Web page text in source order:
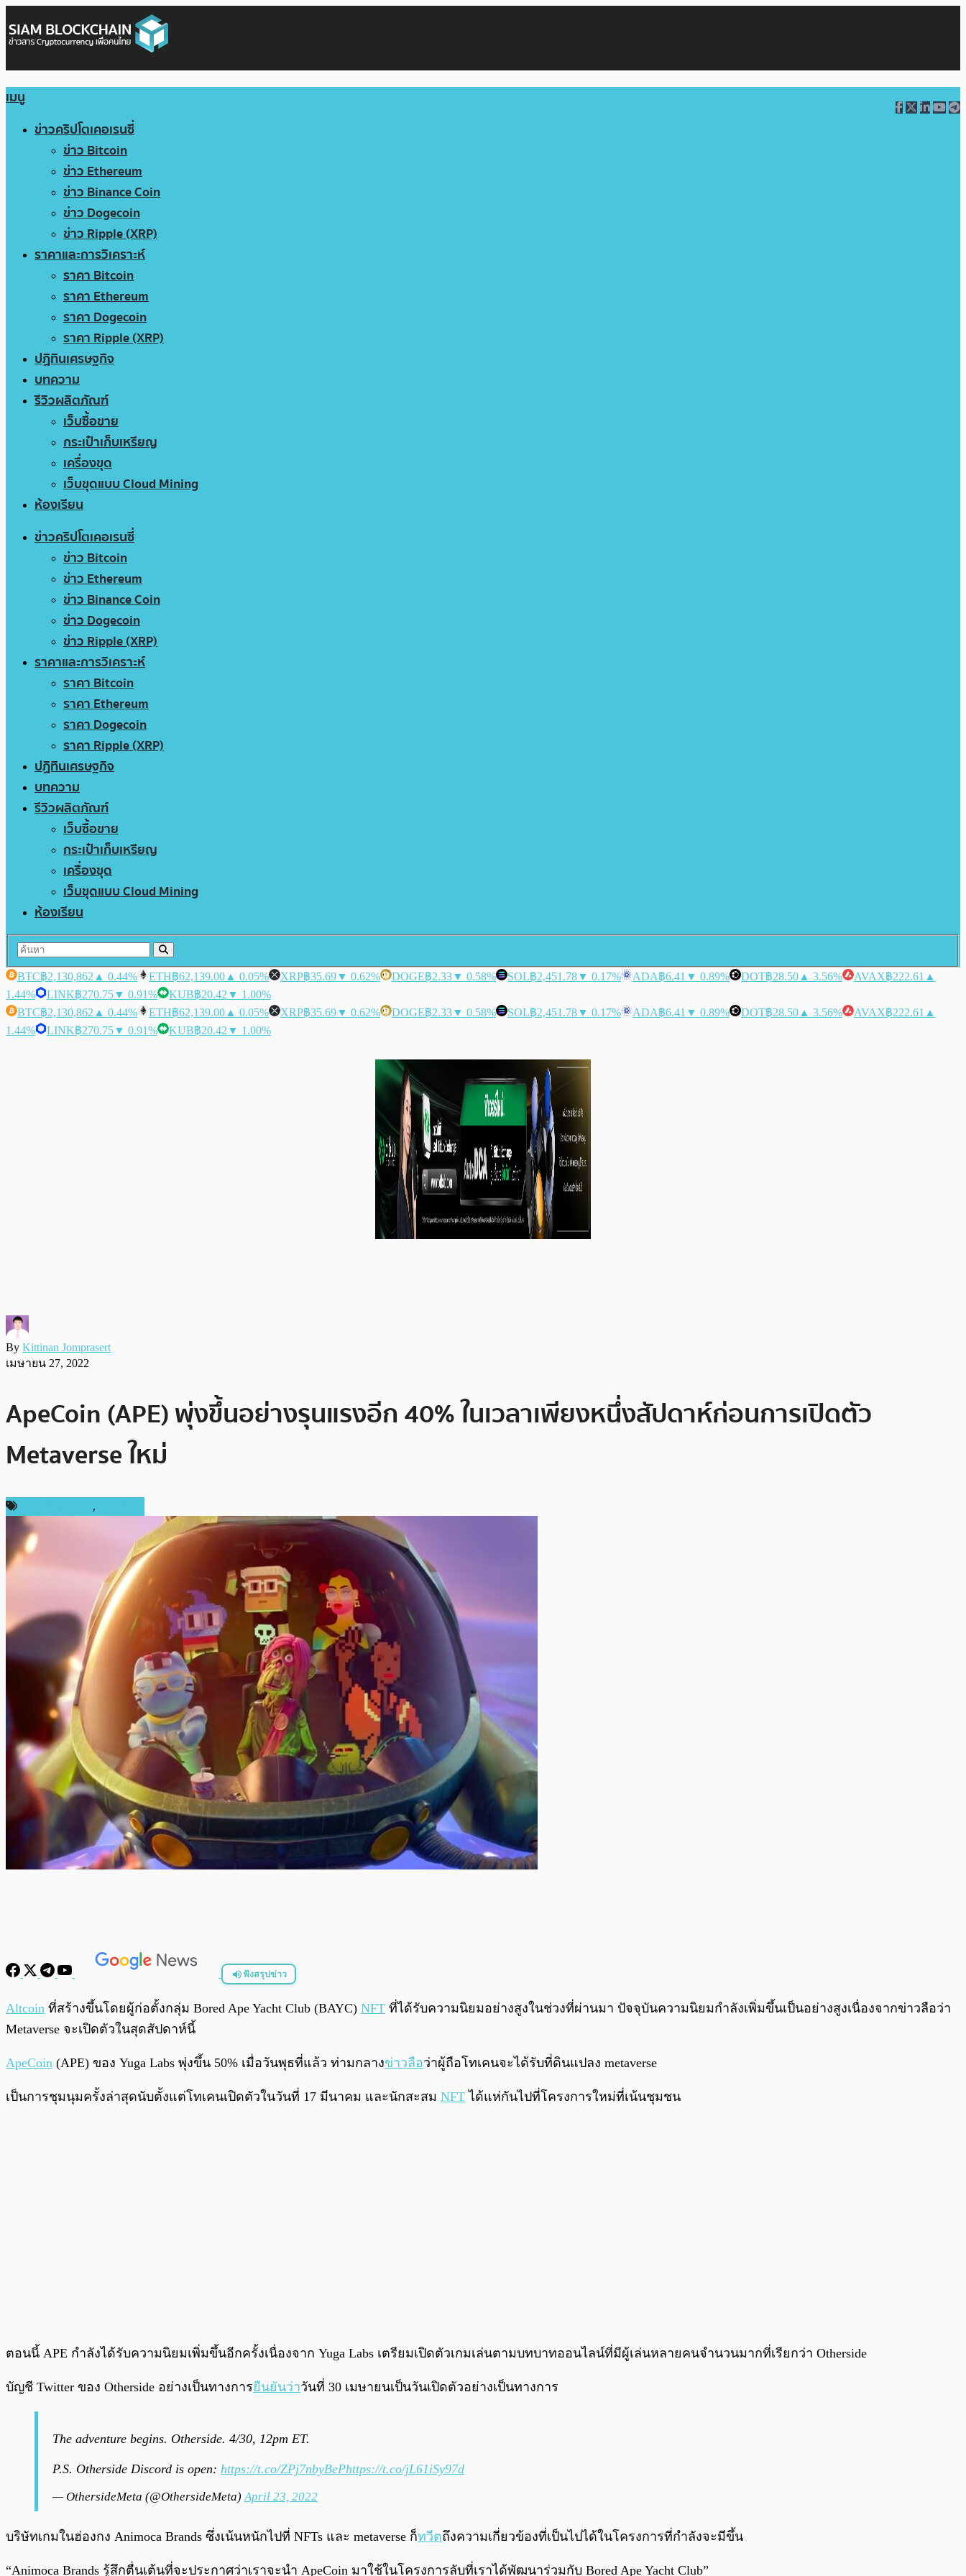
เมนู
ข่าวคริปโตเคอเรนซี่
ข่าว Bitcoin
ข่าว Ethereum
ข่าว Binance Coin
ข่าว Dogecoin
ข่าว Ripple (XRP)
ราคาและการวิเคราะห์
ราคา Bitcoin
ราคา Ethereum
ราคา Dogecoin
ราคา Ripple (XRP)
ปฏิทินเศรษฐกิจ
บทความ
รีวิวผลิตภัณฑ์
เว็บซื้อขาย
กระเป๋าเก็บเหรียญ
เครื่องขุด
เว็บขุดแบบ Cloud Mining
ห้องเรียน
ข่าวคริปโตเคอเรนซี่
ข่าว Bitcoin
ข่าว Ethereum
ข่าว Binance Coin
ข่าว Dogecoin
ข่าว Ripple (XRP)
ราคาและการวิเคราะห์
ราคา Bitcoin
ราคา Ethereum
ราคา Dogecoin
ราคา Ripple (XRP)
ปฏิทินเศรษฐกิจ
บทความ
รีวิวผลิตภัณฑ์
เว็บซื้อขาย
กระเป๋าเก็บเหรียญ
เครื่องขุด
เว็บขุดแบบ Cloud Mining
ห้องเรียน
BTC฿2,130,862 ▲ 0.44% ETH฿62,139.00 ▲ 0.05% XRP฿35.69▼ 0.62% DOGE฿2.33▼ 0.58% SOL฿2,451.78▼ 0.17% ADA฿6.41 ▼ 0.89% DOT฿28.50 ▲ 3.56% AVAX฿222.61 ▲
1.44%
LINK฿270.75▼ 0.91% KUB฿20.42 ▼ 1.00%
BTC฿2,130,862 ▲ 0.44% ETH฿62,139.00 ▲ 0.05% XRP฿35.69▼ 0.62% DOGE฿2.33▼ 0.58% SOL฿2,451.78▼ 0.17% ADA฿6.41 ▼ 0.89% DOT฿28.50 ▲ 3.56% AVAX฿222.61 ▲
1.44%
LINK฿270.75▼ 0.91% KUB฿20.42 ▼ 1.00%
By Kittinan Jomprasert
เมษายน 27, 2022
ApeCoin (APE) พุ่งขึ้นอย่างรุนแรงอีก 40% ในเวลาเพียงหนึ่งสัปดาห์ก่อนการเปิดตัว
Metaverse ใหม่
,
ฟังสรุปข่าว
พร้อมเล่น 0:00
Altcoin ที่สร้างขึ้นโดยผู้ก่อตั้งกลุ่ม Bored Ape Yacht Club (BAYC) NFT ที่ได้รับความนิยมอย่างสูงในช่วงที่ผ่านมา ปัจจุบันความนิยมกำลังเพิ่มขึ้นเป็นอย่างสูงเนื่องจากข่าวลือว่า
Metaverse จะเปิดตัวในสุดสัปดาห์นี้
ApeCoin (APE) ของ Yuga Labs พุ่งขึ้น 50% เมื่อวันพุธที่แล้ว ท่ามกลางข่าวลือว่าผู้ถือโทเคนจะได้รับที่ดินแปลง metaverse
เป็นการชุมนุมครั้งล่าสุดนับตั้งแต่โทเคนเปิดตัวในวันที่ 17 มีนาคม และนักสะสม NFT ได้แห่กันไปที่โครงการใหม่ที่เน้นชุมชน
ตอนนี้ APE กำลังได้รับความนิยมเพิ่มขึ้นอีกครั้งเนื่องจาก Yuga Labs เตรียมเปิดตัวเกมเล่นตามบทบาทออนไลน์ที่มีผู้เล่นหลายคนจำนวนมากที่เรียกว่า Otherside
บัญชี Twitter ของ Otherside อย่างเป็นทางการยืนยันว่าวันที่ 30 เมษายนเป็นวันเปิดตัวอย่างเป็นทางการ
The adventure begins. Otherside. 4/30, 12pm ET.
P.S. Otherside Discord is open: https://t.co/ZPj7nbyBePhttps://t.co/jL61iSy97d
— OthersideMeta (@OthersideMeta)April 23, 2022
บริษัทเกมในฮ่องกง Animoca Brands ซึ่งเน้นหนักไปที่ NFTs และ metaverse ก็ทวีตถึงความเกี่ยวข้องที่เป็นไปได้ในโครงการที่กำลังจะมีขึ้น
“Animoca Brands รู้สึกตื่นเต้นที่จะประกาศว่าเราจะนำ ApeCoin มาใช้ในโครงการลับที่เราได้พัฒนาร่วมกับ Bored Ape Yacht Club”